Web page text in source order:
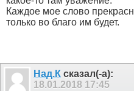
Каждое мое слово
только во благо им будет.
Над.К сказал(-а):
18.01.2018 17:45